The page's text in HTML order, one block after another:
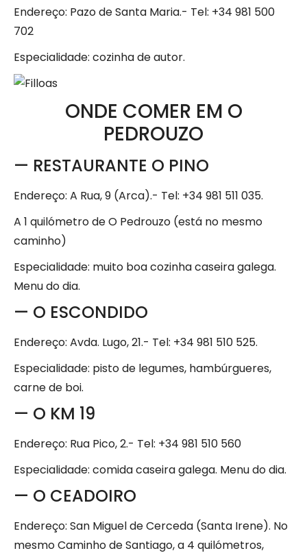
Endereço: Pazo de Santa Maria.- Tel: +34 981 500
702
Especialidade: cozinha de autor.
ONDE COMER EM O
PEDROUZO
— RESTAURANTE O PINO
Endereço: A Rua, 9 (Arca).- Tel: +34 981 511 035.
A 1 quilómetro de O Pedrouzo (está no mesmo
caminho)
Especialidade: muito boa cozinha caseira galega.
Menu do dia.
— O ESCONDIDO
Endereço: Avda. Lugo, 21.- Tel: +34 981 510 525.
Especialidade: pisto de legumes, hambúrgueres,
carne de boi.
— O KM 19
Endereço: Rua Pico, 2.- Tel: +34 981 510 560
Especialidade: comida caseira galega. Menu do dia.
— O CEADOIRO
Endereço: San Miguel de Cerceda (Santa Irene). No
mesmo Caminho de Santiago, a 4 quilómetros,